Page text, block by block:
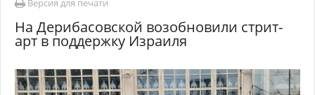
Версия для печати
На Дерибасовской возобновили стрит-
арт в поддержку Израиля